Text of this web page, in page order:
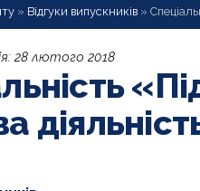
» Відгуки випускників »
28 лютого 2018